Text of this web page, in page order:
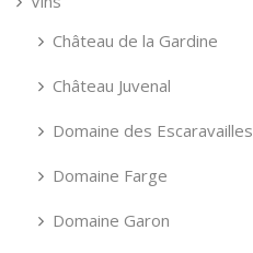
Château de la Gardine
Château Juvenal
Domaine des Escaravailles
Domaine Farge
Domaine Garon